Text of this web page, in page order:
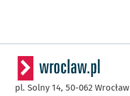
pl. Solny 14, 50-062 Wrocław